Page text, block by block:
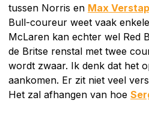
tussen Norris en Max
Bull-coureur weet vaak
McLaren kan echter wel Red
de Britse renstal met twee
wordt zwaar. Ik denk dat het
aankomen. Er zit niet veel
Het zal afhangen van hoe